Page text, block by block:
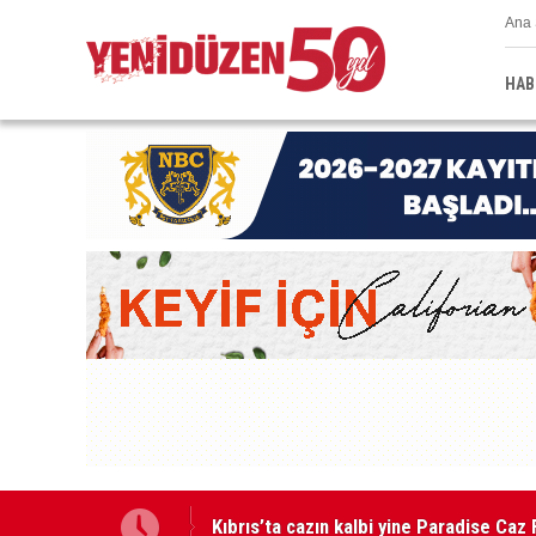
Ana
GÜÇ-SEN: “Silo kazasına benzer bir